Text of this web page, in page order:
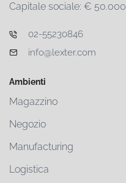
Capitale sociale: € 50.000
02-55230846
info@lexter.com
Ambienti
Magazzino
Negozio
Manufacturing
Logistica